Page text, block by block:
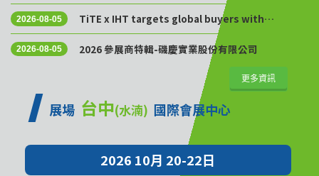
2026-08-05
TiTE x IHT targets global buyers with
Golden Sourcing Week
2026-08-05 2026 參展商特輯-磯慶實業股份有限公司
更多資訊
展場 台中(水湳) 國際會展中心
2026 10月 20-22日